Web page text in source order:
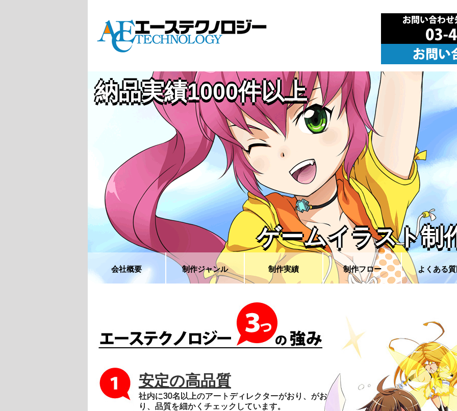
納品実績1000件以上
ゲームイラスト制
会社概要 制作ジャンル 制作実績 制作フロー よくある
安定の高品質
社内に30名以上のアートディレクターがおり、がお
り、品質を細かくチェックしています。